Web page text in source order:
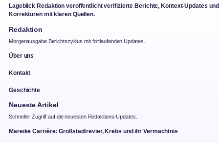
Lageblick Redaktion veroffentlicht verifizierte Berichte, Kontext-Updates und
Korrekturen mit klaren Quellen.
Redaktion
Morgenausgabe Berichtszyklus mit fortlaufenden Updates.
Über uns
Kontakt
Geschichte
Neueste Artikel
Schneller Zugriff auf die neuesten Redaktions-Updates.
Mareike Carrière: Großstadtrevier, Krebs und ihr Vermächtnis